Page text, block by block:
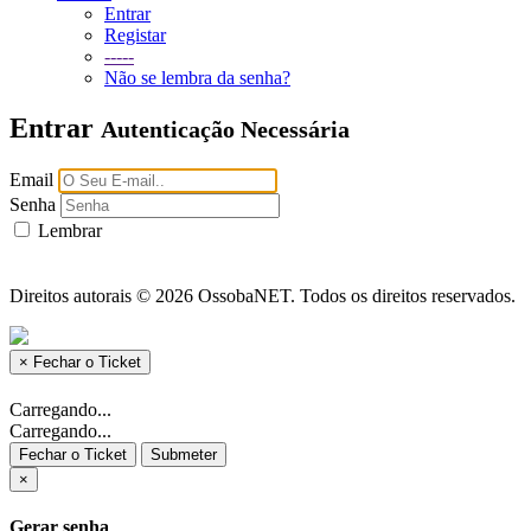
Entrar
Registar
-----
Não se lembra da senha?
Entrar Autenticação Necessária
Email
Senha
Lembrar
Direitos autorais © 2026 OssobaNET. Todos os direitos reservados.
× Fechar o Ticket
Carregando...
Carregando...
Fechar o Ticket
Submeter
×